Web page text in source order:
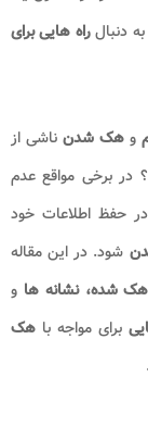
دنبالراه هایی برای
و هک شدن ناشی از
در برخی مواقع عدم
در حفظ اطلاعات خود
شود. در این مقاله
هک شده، نشانه ها و
برای مواجه با هک